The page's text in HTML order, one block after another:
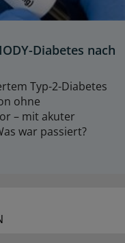
Diabetes nach
Typ-2-Diabetes
ohne
– mit akuter
war passiert?